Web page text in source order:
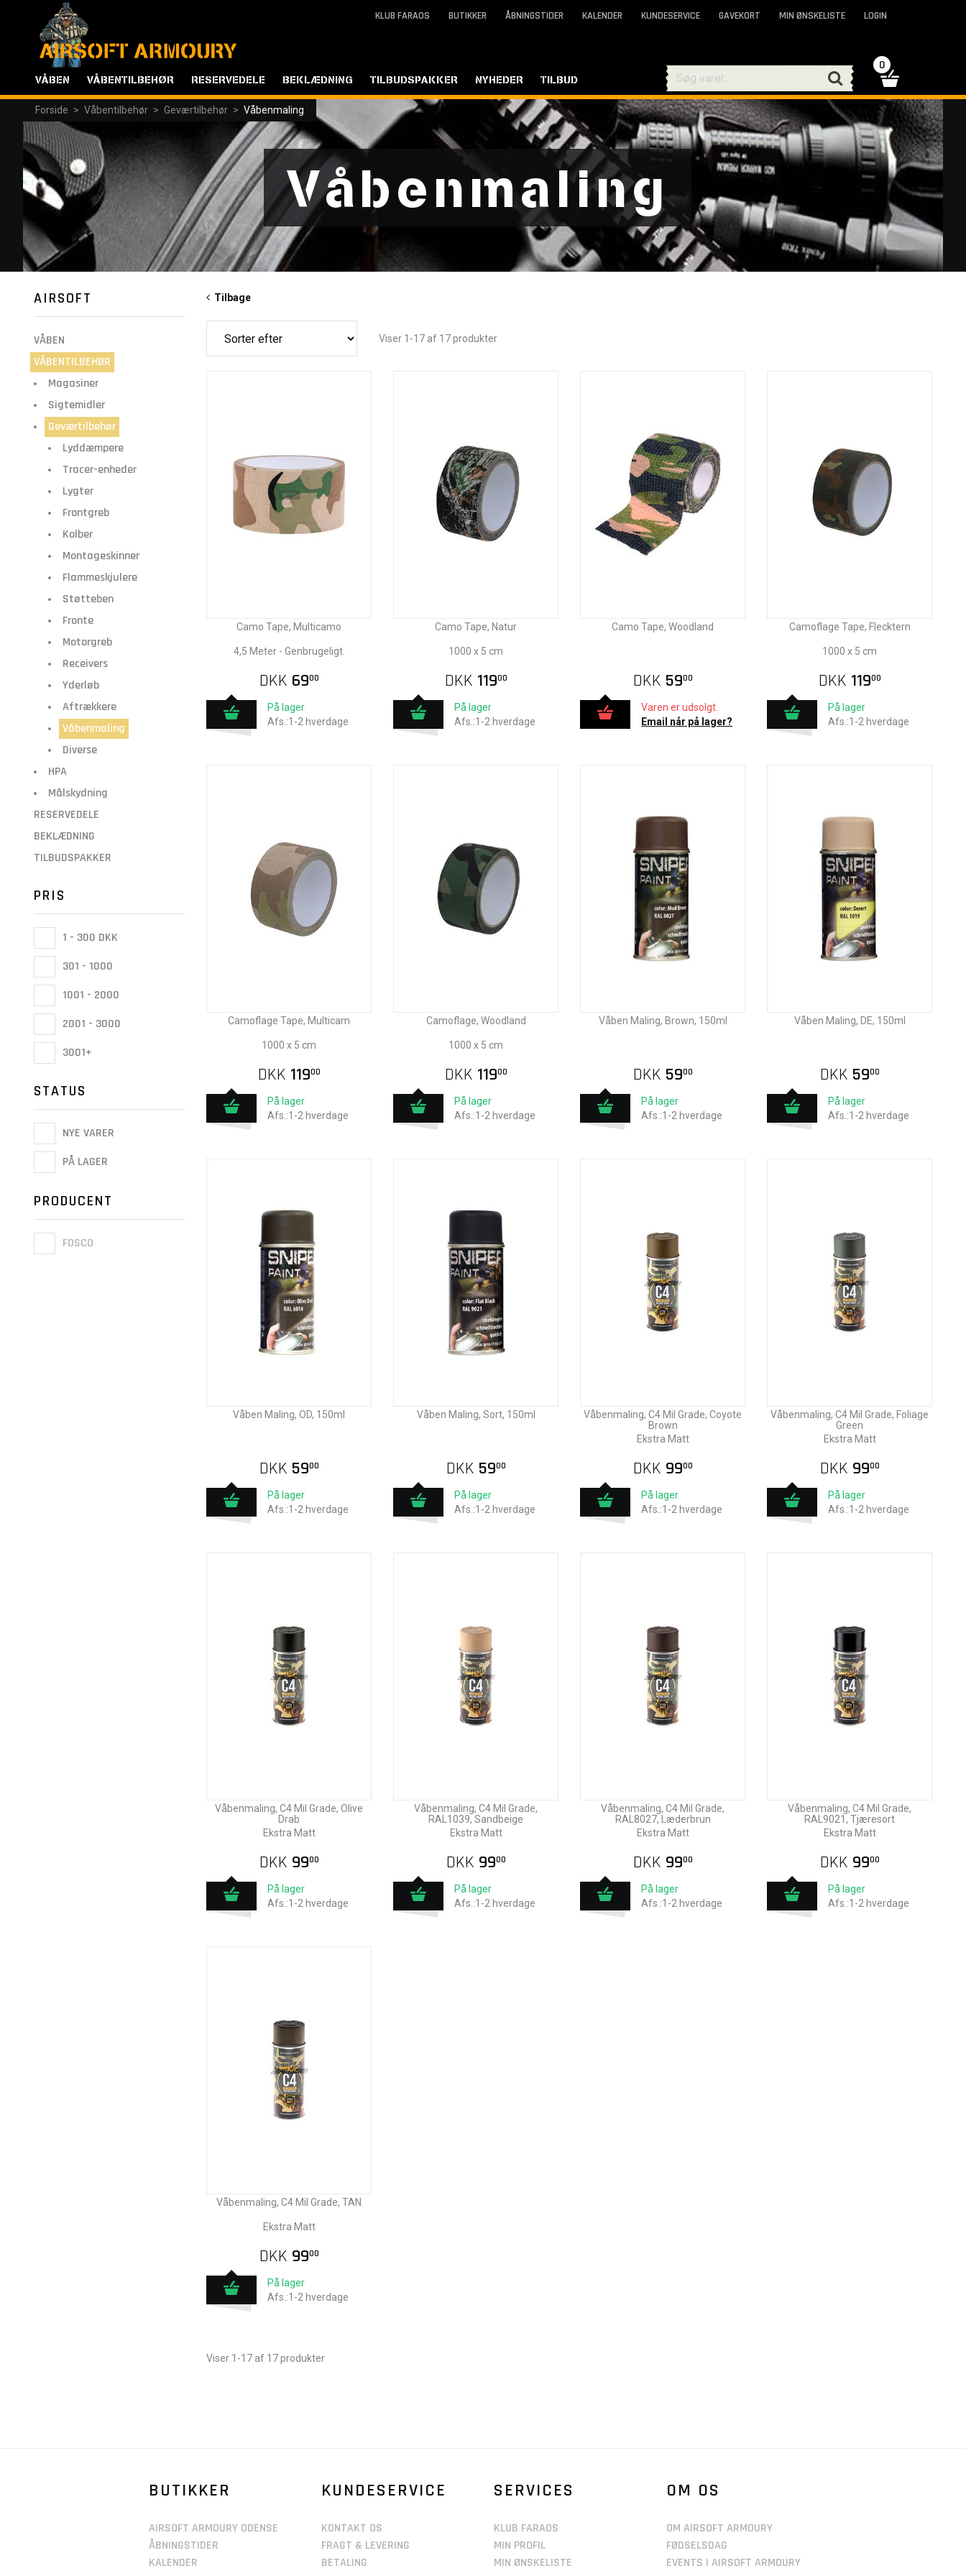
Forside > Våbentilbehør > Geværtilbehør > Våbenmaling
Våbenmaling
AIRSOFT
VÅBEN
VÅBENTILBEHØR
Magasiner
Sigtemidler
Geværtilbehør
Lyddæmpere
Tracer-enheder
Lygter
Frontgreb
Kolber
Montageskinner
Flammeskjulere
Støtteben
Fronte
Motorgreb
Receivers
Yderløb
Aftrækkere
Våbenmaling
Diverse
HPA
Målskydning
RESERVEDELE
BEKLÆDNING
TILBUDSPAKKER
PRIS
1 - 300 DKK
301 - 1000
1001 - 2000
2001 - 3000
3001+
STATUS
NYE VARER
PÅ LAGER
PRODUCENT
FOSCO
Tilbage
Viser 1-17 af 17 produkter
Camo Tape, Multicamo
4,5 Meter - Genbrugeligt.
DKK 6900
På lager
Afs.:1-2 hverdage
Camo Tape, Natur
1000 x 5 cm
DKK 11900
På lager
Afs.:1-2 hverdage
Camo Tape, Woodland
DKK 5900
Varen er udsolgt.
Email når på lager?
Camoflage Tape, Flecktern
1000 x 5 cm
DKK 11900
På lager
Afs.:1-2 hverdage
Camoflage Tape, Multicam
1000 x 5 cm
DKK 11900
På lager
Afs.:1-2 hverdage
Camoflage, Woodland
1000 x 5 cm
DKK 11900
På lager
Afs.:1-2 hverdage
Våben Maling, Brown, 150ml
DKK 5900
På lager
Afs.:1-2 hverdage
Våben Maling, DE, 150ml
DKK 5900
På lager
Afs.:1-2 hverdage
Våben Maling, OD, 150ml
DKK 5900
På lager
Afs.:1-2 hverdage
Våben Maling, Sort, 150ml
DKK 5900
På lager
Afs.:1-2 hverdage
Våbenmaling, C4 Mil Grade, Coyote
Brown
Ekstra Matt
DKK 9900
På lager
Afs.:1-2 hverdage
Våbenmaling, C4 Mil Grade, Foliage
Green
Ekstra Matt
DKK 9900
På lager
Afs.:1-2 hverdage
Våbenmaling, C4 Mil Grade, Olive
Drab
Ekstra Matt
DKK 9900
På lager
Afs.:1-2 hverdage
Våbenmaling, C4 Mil Grade,
RAL1039, Sandbeige
Ekstra Matt
DKK 9900
På lager
Afs.:1-2 hverdage
Våbenmaling, C4 Mil Grade,
RAL8027, Læderbrun
Ekstra Matt
DKK 9900
På lager
Afs.:1-2 hverdage
Våbenmaling, C4 Mil Grade,
RAL9021, Tjæresort
Ekstra Matt
DKK 9900
På lager
Afs.:1-2 hverdage
Våbenmaling, C4 Mil Grade, TAN
Ekstra Matt
DKK 9900
På lager
Afs.:1-2 hverdage
Viser 1-17 af 17 produkter
KLUB FARAOS BUTIKKER ÅBNINGSTIDER KALENDER KUNDESERVICE GAVEKORT MIN ØNSKELISTE LOGIN
VÅBEN VÅBENTILBEHØR RESERVEDELE BEKLÆDNING TILBUDSPAKKER NYHEDER TILBUD
0
BUTIKKER
AIRSOFT ARMOURY ODENSE
ÅBNINGSTIDER
KALENDER
KUNDESERVICE
KONTAKT OS
FRAGT & LEVERING
BETALING
SERVICES
KLUB FARAOS
MIN PROFIL
MIN ØNSKELISTE
OM OS
OM AIRSOFT ARMOURY
FØDSELSDAG
EVENTS I AIRSOFT ARMOURY